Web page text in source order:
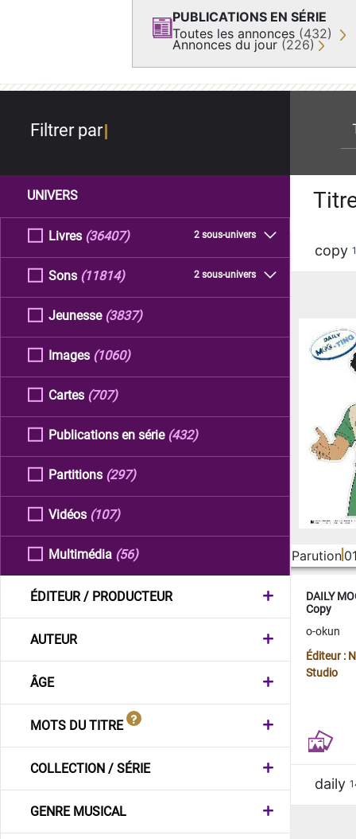
PUBLICATIONS EN SÉRIE
Toutes les annonces (432)
Annonces du jour (226)
Filtrer par
UNIVERS
Livres 2 sous-univers
(36407)
Sons 2 sous-univers
(11814)
Jeunesse (3837)
Images (1060)
Cartes (707)
Publications en série (432)
Partitions (297)
Vidéos (107)
Multimédia (56)
ÉDITEUR / PRODUCTEUR
AUTEUR
ÂGE
MOTS DU TITRE
COLLECTION / SÉRIE
GENRE MUSICAL
copy
Parution
DAILY
Copy
o-okun
Éditeur :
Studio
daily